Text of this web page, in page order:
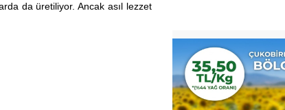
da üretiliyor. Ancak asıl lezzet